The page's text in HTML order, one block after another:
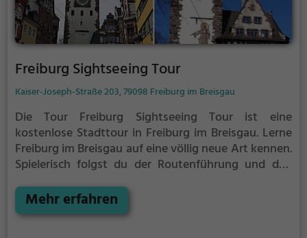
Freiburg Sightseeing Tour
Kaiser-Joseph-Straße 203, 79098 Freiburg im Breisgau
Die Tour Freiburg Sightseeing Tour ist eine
kostenlose Stadttour in Freiburg im Breisgau. Lerne
Freiburg im Breisgau auf eine völlig neue Art kennen.
Spielerisch folgst du der Routenführung und den
viele spannende Ecken von Freiburg im Breisgau
kennen.
Mehr erfahren